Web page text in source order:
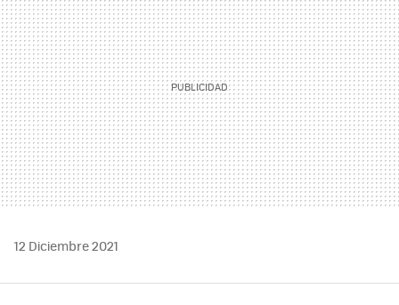
12 Diciembre 2021